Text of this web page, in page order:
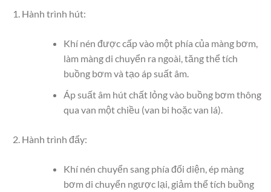
Hành trình hút:
Khí nén được cấp vào một phía của màng bơm,
làm màng di chuyển ra ngoài, tăng thể tích
buồng bơm và tạo áp suất âm.
Áp suất âm hút chất lỏng vào buồng bơm thông
qua van một chiều (van bi hoặc van lá).
Hành trình đẩy:
Khí nén chuyển sang phía đối diện, ép màng
bơm di chuyển ngược lại, giảm thể tích buồng